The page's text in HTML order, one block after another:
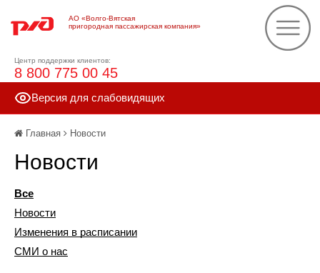
АО «Волго-Вятская
пригородная пассажирская компания»
Центр поддержки клиентов:
8 800 775 00 45
Версия для слабовидящих
Главная Новости
Новости
Все
Новости
Изменения в расписании
СМИ о нас